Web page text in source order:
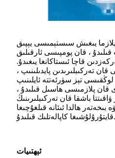
پلازما يىغىش سىستېمىسى يېپىق
، قان پومپىسى ئارقىلىق
قاچا ئىستاكانغا يىغىدۇ.
تەركىبلىرىدىن پايدىلىنىپ ،
تېز سۈرئەتتە ئايلىنىپ
قان پلازمىسى ھاسىل قىلىدۇ ،
باشقا قان تەركىبلىرىنىڭ
بىخەتەر ھالدا ئىئانە قىلغۇچىغا
قايتۇرۇلۇشىغا كاپالەتلىك قىلىدۇ.
ئېھتىيات